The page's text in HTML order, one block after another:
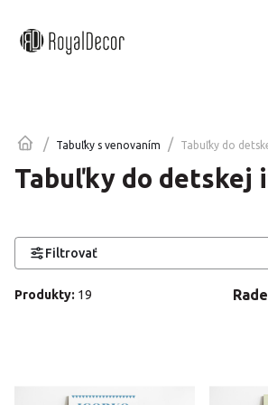
/ Tabuľky s venovaním / Tabuľky do
Tabuľky do detskej
Filtrovať
Produkty: 19